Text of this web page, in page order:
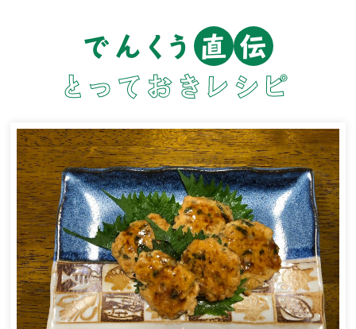
でんくう 直 伝
とっておきレシピ